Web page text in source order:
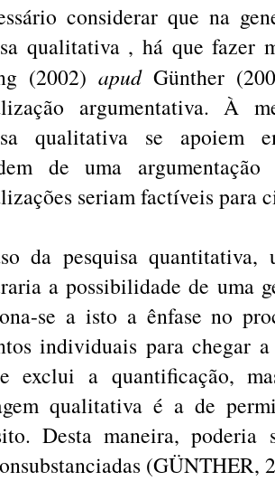
considerar que na
qualitativa , há que fazer
(2002) apudGünther
argumentativa. À
qualitativa se apoiem
de uma
seriam factíveis para
da pesquisa quantitativa,
a possibilidade de uma
se a isto a ênfase no
individuais para chegar
exclui a quantificação,
qualitativa é a de
Desta maneira, poderia
(GÜNTHER,